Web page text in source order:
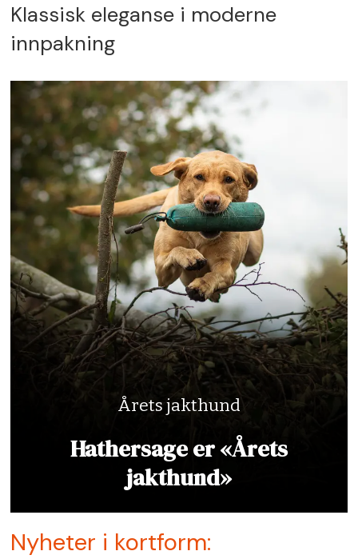
Klassisk eleganse i moderne
innpakning
Årets jakthund
Hathersage er «Årets
jakthund»
Nyheter i kortform: